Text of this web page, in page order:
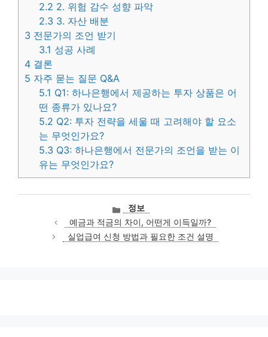
2.2 2. 위험 감수 성향 파악
2.3 3. 자산 배분
3 전문가의 조언 받기
3.1 성공 사례
4 결론
5 자주 묻는 질문 Q&A
5.1 Q1: 하나은행에서 제공하는 투자 상품은 어
떤 종류가 있나요?
5.2 Q2: 투자 전략을 세울 때 고려해야 할 요소
는 무엇인가요?
5.3 Q3: 하나은행에서 전문가의 조언을 받는 이
유는 무엇인가요?
카
테
고
리
정보
예금과 적금의 차이, 어떤게 이득일까?
실업급여 신청 방법과 필요한 조건 설명